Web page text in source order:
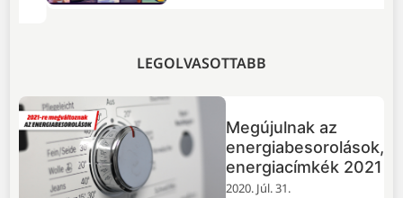
LEGOLVASOTTABB
Megújulnak az
energiabesorolások,
energiacímkék 2021
2020. Júl. 31.